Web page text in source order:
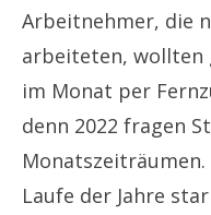
Arbeitnehmer, die
arbeiteten, wollten
im Monat per
denn 2022 fragen
Laufe der Jahre